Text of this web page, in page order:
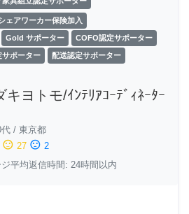
ェアワーカー保険加入
Gold サポーター COFO認定サポーター
サポーター 配送認定サポーター
キヨトモ/ｲﾝﾃﾘｱｺｰﾃﾞｨﾈｰﾀｰ
/ 東京都
sentiment_neutral 27 sentiment_dissatisfied 2
ジ平均返信時間: 24時間以内